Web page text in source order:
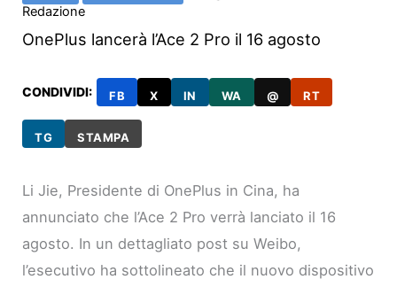
Redazione
OnePlus lancerà l’Ace 2 Pro il 16 agosto
CONDIVIDI: FB X IN WA @ RT
TG STAMPA
Li Jie, Presidente di OnePlus in Cina, ha
annunciato che l’Ace 2 Pro verrà lanciato il 16
agosto. In un dettagliato post su Weibo,
l’esecutivo ha sottolineato che il nuovo dispositivo